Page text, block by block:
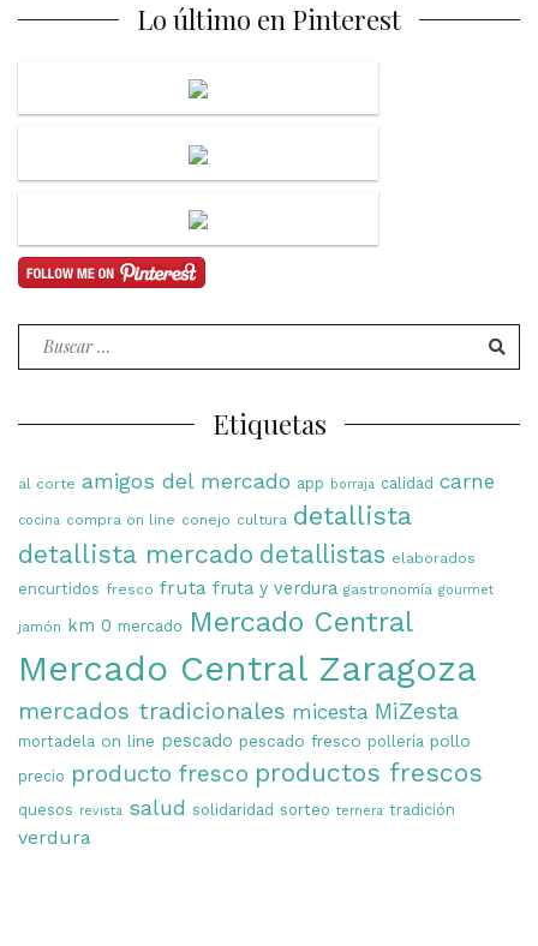
Lo último en Pinterest
Buscar
Etiquetas
al corte amigos del mercado app borraja calidad carne
cocina compra on line conejo cultura detallista
detallista mercado detallistas elaborados
encurtidos fresco fruta fruta y verdura gastronomía gourmet
jamón km 0 mercado Mercado Central
Mercado Central Zaragoza
mercados tradicionales micesta MiZesta
mortadela on line pescado pescado fresco pollería pollo
precio producto fresco productos frescos
quesos revista salud solidaridad sorteo ternera tradición
verdura